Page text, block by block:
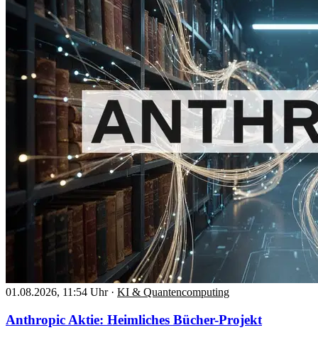
01.08.2026, 11:54 Uhr · KI & Quantencomputing
Anthropic Aktie: Heimliches Bücher-Projekt